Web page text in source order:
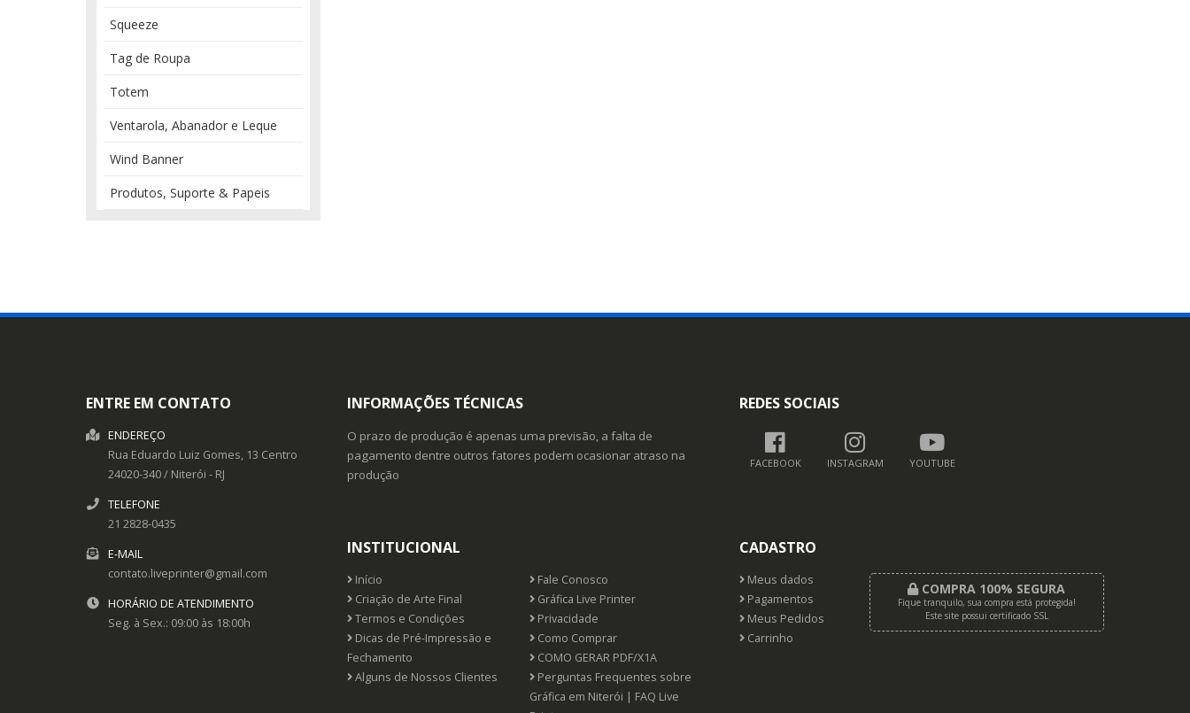
Squeeze
Tag de Roupa
Totem
Ventarola, Abanador e Leque
Wind Banner
Produtos, Suporte & Papeis
ENTRE EM CONTATO
ENDEREÇO
Rua Eduardo Luiz Gomes, 13 Centro
24020-340/ Niterói - RJ
TELEFONE
21 2828-0435
E-MAIL
contato.liveprinter@gmail.com
HORÁRIO DE ATENDIMENTO
Seg. à Sex.: 09:00 às 18:00h
INFORMAÇÕES TÉCNICAS
O prazo de produção é apenas uma previsão, a falta de
pagamento dentre outros fatores podem ocasionar atraso na
produção
REDES SOCIAIS
FACEBOOK INSTAGRAM YOUTUBE
INSTITUCIONAL
Início
Fale Conosco
Criação de Arte Final
Gráfica Live Printer
Termos e Condições
Privacidade
Dicas de Pré-Impressão e
Fechamento
Como Comprar
COMO GERAR PDF/X1A
Alguns de Nossos Clientes
Perguntas Frequentes sobre
Gráfica em Niterói | FAQ Live
CADASTRO
Meus dados
Pagamentos
Meus Pedidos
Carrinho
COMPRA 100% SEGURA
Fique tranquilo, sua compra está protegida!
Este site possui certificado SSL